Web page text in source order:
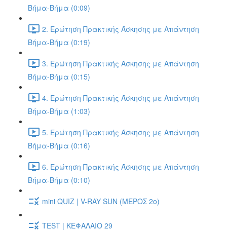
Βήμα-Βήμα (0:09)
2. Ερώτηση Πρακτικής Άσκησης με Απάντηση
Βήμα-Βήμα (0:19)
3. Ερώτηση Πρακτικής Άσκησης με Απάντηση
Βήμα-Βήμα (0:15)
4. Ερώτηση Πρακτικής Άσκησης με Απάντηση
Βήμα-Βήμα (1:03)
5. Ερώτηση Πρακτικής Άσκησης με Απάντηση
Βήμα-Βήμα (0:16)
6. Ερώτηση Πρακτικής Άσκησης με Απάντηση
Βήμα-Βήμα (0:10)
mini QUIZ | V-RAY SUN (ΜΕΡΟΣ 2o)
TEST | ΚΕΦΑΛΑΙΟ 29